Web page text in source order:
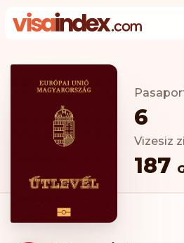
Pasaport
6
Vizesiz
187